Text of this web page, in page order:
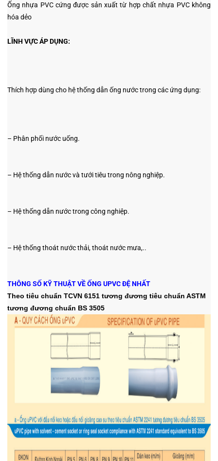
Ống nhựa PVC cứng được sản xuất từ hợp chất nhựa PVC không
hóa dẻo
LĨNH VỰC ÁP DỤNG:
Thích hợp dùng cho hệ thống dẫn ống nước trong các ứng dụng:
– Phân phối nước uống.
– Hệ thống dẫn nước và tưới tiêu trong nông nghiệp.
– Hệ thống dẫn nước trong công nghiệp.
– Hệ thống thoát nước thải, thoát nước mưa,..
THÔNG SỐ KỸ THUẬT VỀ ỐNG UPVC ĐỆ NHẤT
Theo tiêu chuẩn TCVN 6151 tương đương tiêu chuẩn ASTM
tương đương chuẩn BS 3505